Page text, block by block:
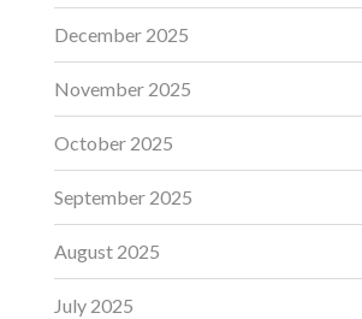
December 2025
November 2025
October 2025
September 2025
August 2025
July 2025